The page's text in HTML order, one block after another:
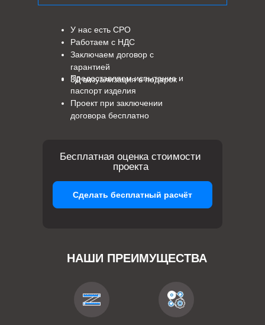
Предоставляем испытание и
паспорт изделия
Проект при заключении
договора бесплатно
У нас есть СРО
Работаем с НДС
Заключаем договор с
гарантией
3Д визуализация в подарок
НАШИ ПРЕИМУЩЕСТВА
Бесплатная оценка стоимости
проекта
Сделать бесплатный расчёт